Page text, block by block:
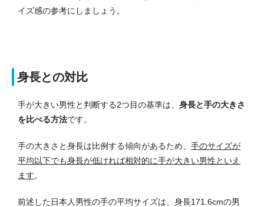
イズ感の参考にしましょう。
身長との対比
手が大きい男性と判断する2つ目の基準は、 身長と手の大きさ
を比べる方法です。
手の大きさと身長は比例する傾向があるため、 手のサイズが
平均以下でも身長が低ければ相対的に手が大きい男性といえ
ます。
前述した日本人男性の手の平均サイズは、身長171.6cmの男